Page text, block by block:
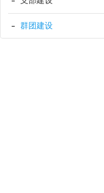
群团建设